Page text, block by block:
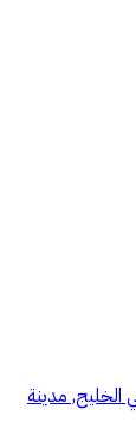
الخليج, مدينة